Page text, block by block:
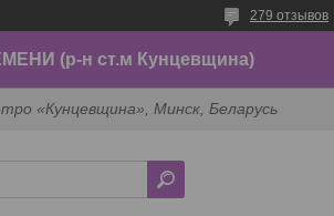
279 отзывов
(р-н ст.м Кунцевщина)
«Кунцевщина», Минск, Беларусь